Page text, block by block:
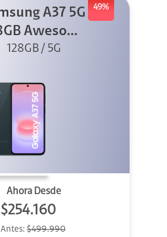
49%
A37 5G
Awesome
Graygreen
128GB / 5G
Ahora Desde
$254.160
Antes: $499.990